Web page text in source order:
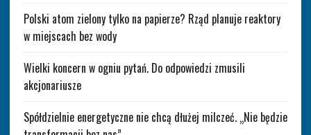
Polski atom zielony tylko na papierze? Rząd planuje reaktory
w miejscach bez wody
Wielki koncern w ogniu pytań. Do odpowiedzi zmusili
akcjonariusze
Spółdzielnie energetyczne nie chcą dłużej milczeć. „Nie będzie